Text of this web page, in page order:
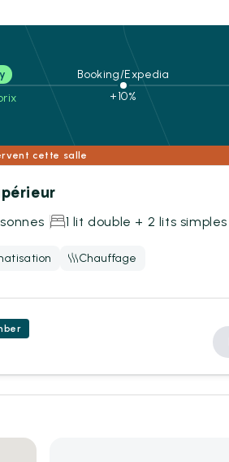
Booking/Expedia
+10%
cette salle
1 lit double + 2 lits simples
Chauffage